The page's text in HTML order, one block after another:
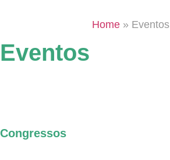
Home» Eventos
Eventos
Congressos